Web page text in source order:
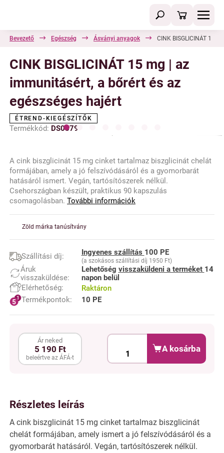
Bevezető Egészség Ásványi anyagok CINK BISGLICINÁT 15
CINK BISGLICINÁT 15 mg | az
immunitásért, a bőrért és az
egészséges hajért
ÉTREND-KIEGÉSZÍTŐK
Termékkód: DS0379
A cink biszglicinát 15 mg cinket tartalmaz biszglicinát chelát
formájában, amely a jó felszívódásáról és a gyomorbarát
hatásáról ismert. Vegán, tartósítószerek nélkül.
Csehországban készült, praktikus 90 kapszulás
csomagolásban. További információk
Zöld márka tanúsítvány
Szállítási díj: Ingyenes szállítás 100 PE
(a szokásos szállítási díj 1950 Ft)
Áruk
visszaküldése:
Lehetőség visszaküldeni a terméket 14
napon belül
Elérhetőség:
Raktáron
Termékpontok:
10 PE
Ár neked
5 190 Ft
beleértve az ÁFÁ-t
A kosárba
Részletes leírás
A cink biszglicinát 15 mg cinket tartalmaz biszglicinát
chelát formájában, amely ismert a jó felszívódásáról és a
gyomorbarát hatásáról. Vegán, tartósítószerek nélkül.